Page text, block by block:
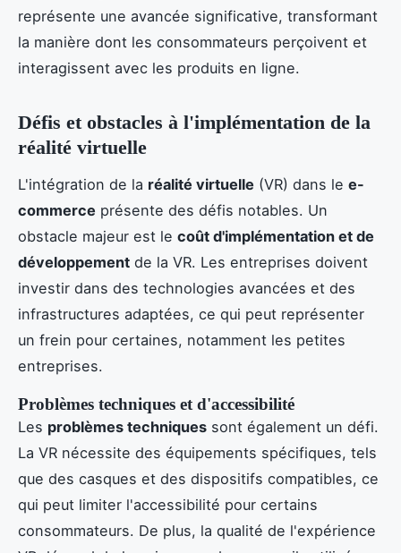
représente une avancée significative, transformant
la manière dont les consommateurs perçoivent et
interagissent avec les produits en ligne.
Défis et obstacles à l'implémentation de la
réalité virtuelle
L'intégration de la réalité virtuelle (VR) dans le e-
commerce présente des défis notables. Un
obstacle majeur est le coût d'implémentation et de
développement de la VR. Les entreprises doivent
investir dans des technologies avancées et des
infrastructures adaptées, ce qui peut représenter
un frein pour certaines, notamment les petites
entreprises.
Problèmes techniques et d'accessibilité
Les problèmes techniques sont également un défi.
La VR nécessite des équipements spécifiques, tels
que des casques et des dispositifs compatibles, ce
qui peut limiter l'accessibilité pour certains
consommateurs. De plus, la qualité de l'expérience